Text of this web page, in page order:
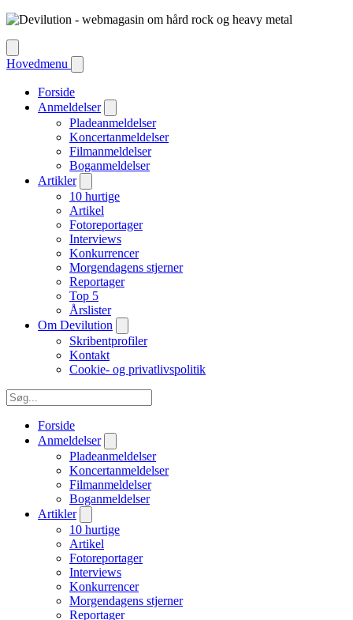
Hovedmenu
Forside
Anmeldelser
Pladeanmeldelser
Koncertanmeldelser
Filmanmeldelser
Boganmeldelser
Artikler
10 hurtige
Artikel
Fotoreportager
Interviews
Konkurrencer
Morgendagens stjerner
Reportager
Top 5
Årslister
Om Devilution
Skribentprofiler
Kontakt
Cookie- og privatlivspolitik
Forside
Anmeldelser
Pladeanmeldelser
Koncertanmeldelser
Filmanmeldelser
Boganmeldelser
Artikler
10 hurtige
Artikel
Fotoreportager
Interviews
Konkurrencer
Morgendagens stjerner
Reportager